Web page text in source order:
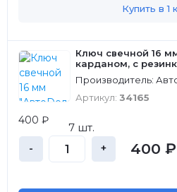
Купить в 1
Ключ свечной 16
карданом, с
Производитель:
Артикул: 34165
400 ₽
7 шт.
- + 400 ₽